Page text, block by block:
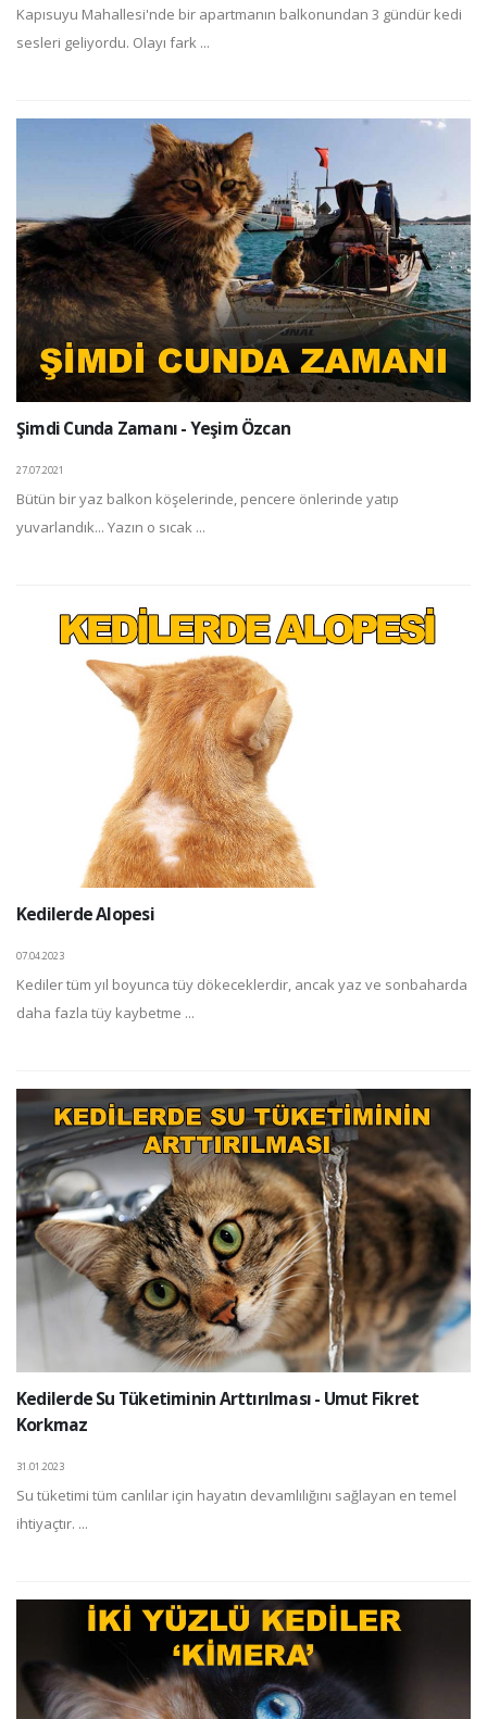
Kapısuyu Mahallesi'nde bir apartmanın balkonundan 3 gündür kedi
sesleri geliyordu. Olayı fark ...
Şimdi Cunda Zamanı - Yeşim Özcan
27.07.2021
Bütün bir yaz balkon köşelerinde, pencere önlerinde yatıp
yuvarlandık... Yazın o sıcak ...
Kedilerde Alopesi
07.04.2023
Kediler tüm yıl boyunca tüy dökeceklerdir, ancak yaz ve sonbaharda
daha fazla tüy kaybetme ...
Kedilerde Su Tüketiminin Arttırılması - Umut Fikret
Korkmaz
31.01.2023
Su tüketimi tüm canlılar için hayatın devamlılığını sağlayan en temel
ihtiyaçtır. ...